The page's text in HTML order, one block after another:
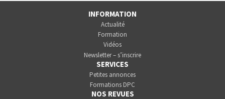
INFORMATION
Actualité
Formation
Vidéos
Newsletter – s’inscrire
SERVICES
Petites annonces
Formations DPC
NOS REVUES